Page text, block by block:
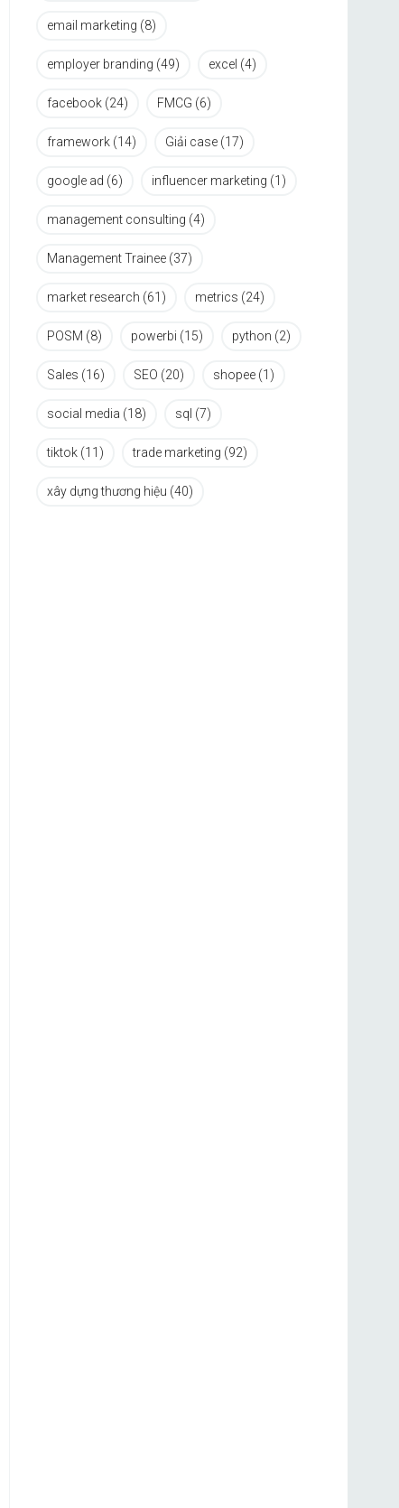
email marketing (8)
employer branding (49) excel (4)
facebook (24) FMCG (6)
framework (14) Giải case (17)
google ad (6) influencer marketing (1)
management consulting (4)
Management Trainee (37)
market research (61) metrics (24)
POSM (8) powerbi (15) python (2)
Sales (16) SEO (20) shopee (1)
social media (18) sql (7)
tiktok (11) trade marketing (92)
xây dựng thương hiệu (40)